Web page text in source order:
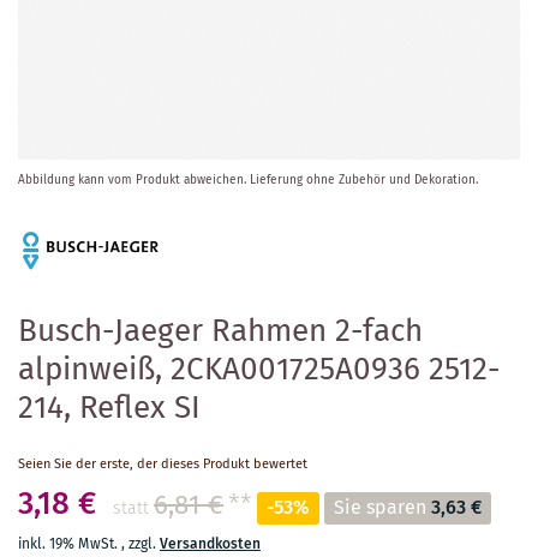
Busch-Jaeger Rahmen 2-fach
alpinweiß, 2CKA001725A0936 2512-
214, Reflex SI
Seien Sie der erste, der dieses Produkt bewertet
3,18 € statt6,81 €** -53% Sie sparen 3,63 €
inkl. 19% MwSt.,zzgl.Versandkosten
Zum
Anfang
Bildergalerie
springen
Abbildung kann vom Produkt abweichen. Lieferung ohne Zubehör und Dekoration.